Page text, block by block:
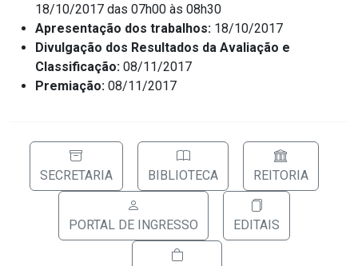
18/10/2017 das 07h00 às 08h30
Apresentação dos trabalhos: 18/10/2017
Divulgação dos Resultados da Avaliação e
Classificação: 08/11/2017
Premiação: 08/11/2017
SECRETARIA BIBLIOTECA REITORIA
PORTAL DE INGRESSO EDITAIS